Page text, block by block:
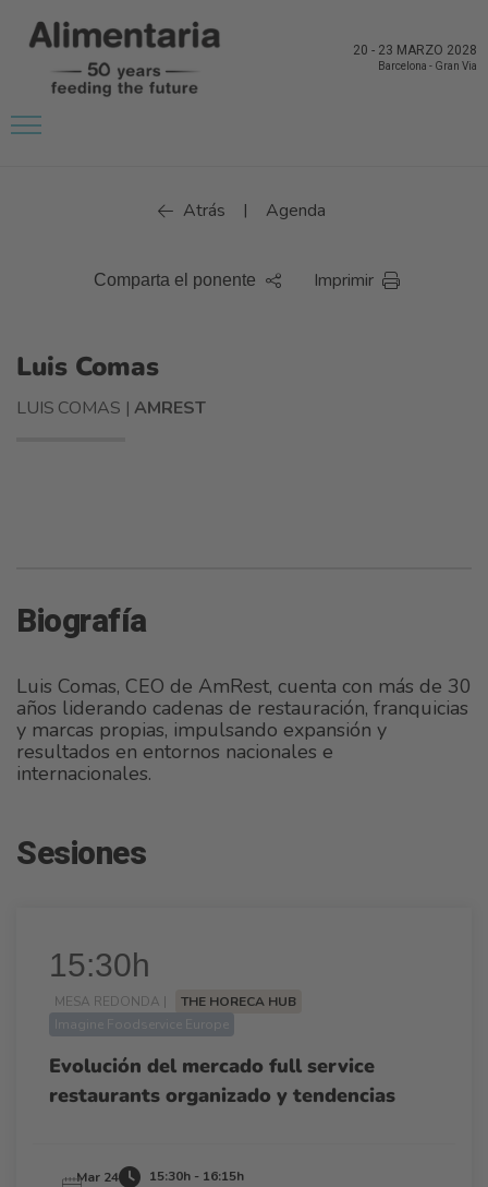
20 - 23 MARZO 2028
Barcelona - Gran Via
Atrás | Agenda
Comparta el ponente Imprimir
Luis Comas
LUIS COMAS |AMREST
Biografía
Luis Comas, CEO de AmRest, cuenta con más de 30
años liderando cadenas de restauración, franquicias
y marcas propias, impulsando expansión y
resultados en entornos nacionales e
internacionales.
Sesiones
15:30h
MESA REDONDA |
THE HORECA HUB
Imagine Foodservice Europe
Evolución del mercado full service
restaurants organizado y tendencias
Mar 24
15:30h - 16:15h